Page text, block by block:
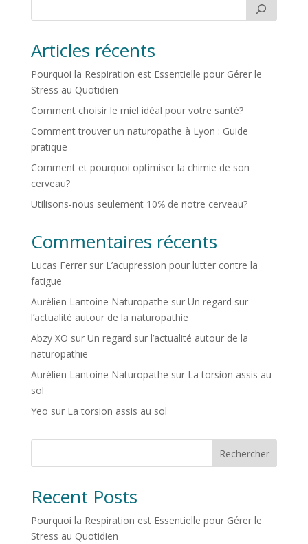
Articles récents
Pourquoi la Respiration est Essentielle pour Gérer le
Stress au Quotidien
Comment choisir le miel idéal pour votre santé?
Comment trouver un naturopathe à Lyon : Guide
pratique
Comment et pourquoi optimiser la chimie de son
cerveau?
Utilisons-nous seulement 10℅ de notre cerveau?
Commentaires récents
Lucas Ferrersur L’acupression pour lutter contre la
fatigue
Aurélien Lantoine Naturopathe sur Un regard sur
l’actualité autour de la naturopathie
Abzy XO sur Un regard sur l’actualité autour de la
naturopathie
Aurélien Lantoine Naturopathe sur La torsion assis au
sol
Yeo sur La torsion assis au sol
Rechercher
Recent Posts
Pourquoi la Respiration est Essentielle pour Gérer le
Stress au Quotidien